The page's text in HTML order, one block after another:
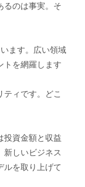
るのは事実。そ
ます。広い領域
トを網羅します
ィです。どこ
投資金額と収益
新しいビジネス
ルを取り上げて